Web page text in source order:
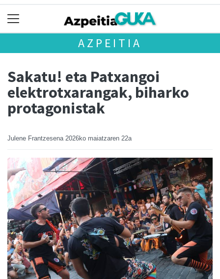
AZPEITIA
Sakatu! eta Patxangoi
elektrotxarangak, biharko
protagonistak
Julene Frantzesena 2026ko maiatzaren 22a